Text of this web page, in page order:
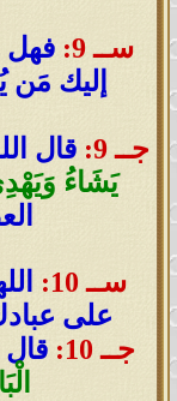
ســ 9:
فهل
إليك مَن
جــ 9:
قال
يَشَاءُ
ســ 10:
على
جــ 10:
قال